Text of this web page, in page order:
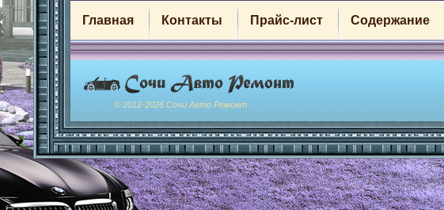
Главная Контакты Прайс-лист Содержание
© 2012-2026 Сочи Авто Ремонт